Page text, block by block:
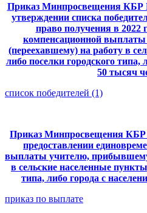
Приказ Минпросвещения КБР
утверждении списка
право получения в 2022
компенсационной
(переехавшему) на работу в
либо поселки городского типа,
50 тысяч
список победителей (1)
Приказ Минпросвещения КБР
предоставлении
выплаты учителю,
в сельские населенные
типа, либо города с
приказ по выплате